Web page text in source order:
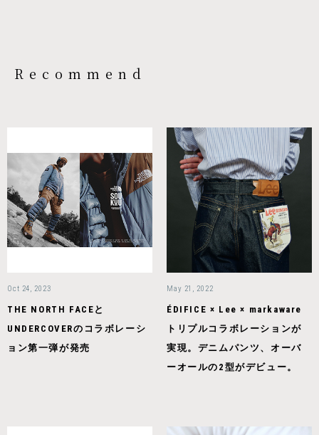
Recommend
Oct 24, 2023
THE NORTH FACEと
UNDERCOVERのコラボレーシ
ョン第一弾が発売
May 21, 2022
ÉDIFICE × Lee × markaware
トリプルコラボレーションが
実現。デニムパンツ、オーバ
ーオールの2型がデビュー。